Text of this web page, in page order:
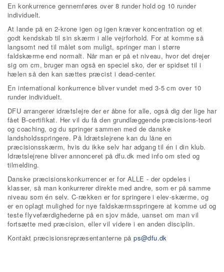
En konkurrence gennemføres over 8 runder hold og 10 runder
individuelt.
At lande på en 2-krone igen og igen kræver koncentration og et
godt kendskab til sin skærm i alle vejrforhold. For at komme så
langsomt ned til målet som muligt, springer man i større
faldskærme end normalt. Når man er på et niveau, hvor det drejer
sig om cm, bruger man også en speciel sko, der er spidset til i
hælen så den kan sættes præcist i dead-center.
En international konkurrence bliver vundet med 3-5 cm over 10
runder individuelt.
DFU arrangerer idrætslejre der er åbne for alle, også dig der lige har
fået B-certifikat. Her vil du få den grundlæggende præcisions-teori
og coaching, og du springer sammen med de danske
landsholdsspringere. På Idrætslejrene kan du låne en
præcisionsskærm, hvis du ikke selv har adgang til én i din klub.
Idrætslejrene bliver annonceret på dfu.dk med info om sted og
tilmelding.
Danske præcisionskonkurrencer er for ALLE - der opdeles i
klasser, så man konkurrerer direkte med andre, som er på samme
niveau som én selv. C-rækken er for springere i elev-skærme, og
er en oplagt mulighed for nye faldskærmsspringere at komme ud og
teste flyvefærdighederne på en sjov måde, uanset om man vil
fortsætte med præcision, eller vil videre i en anden disciplin.
Kontakt præcisionsrepræsentanterne påps@dfu.dk